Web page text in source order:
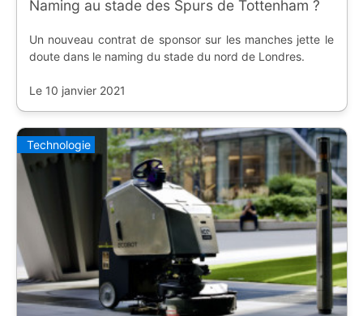
Naming au stade des Spurs de Tottenham ?
Un nouveau contrat de sponsor sur les manches jette le
doute dans le naming du stade du nord de Londres.
Le 10 janvier 2021
Technologie